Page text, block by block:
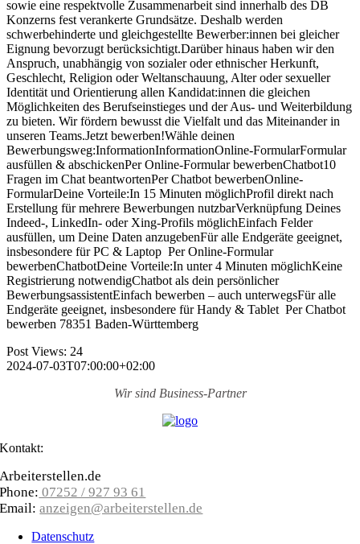
sowie eine respektvolle Zusammenarbeit sind innerhalb des DB
Konzerns fest verankerte Grundsätze. Deshalb werden
schwerbehinderte und gleichgestellte Bewerber:innen bei gleicher
Eignung bevorzugt berücksichtigt.Darüber hinaus haben wir den
Anspruch, unabhängig von sozialer oder ethnischer Herkunft,
Geschlecht, Religion oder Weltanschauung, Alter oder sexueller
Identität und Orientierung allen Kandidat:innen die gleichen
Möglichkeiten des Berufseinstieges und der Aus- und Weiterbildung
zu bieten. Wir fördern bewusst die Vielfalt und das Miteinander in
unseren Teams.Jetzt bewerben!Wähle deinen
Bewerbungsweg:InformationInformationOnline-FormularFormular
ausfüllen & abschickenPer Online-Formular bewerbenChatbot10
Fragen im Chat beantwortenPer Chatbot bewerbenOnline-
FormularDeine Vorteile:In 15 Minuten möglichProfil direkt nach
Erstellung für mehrere Bewerbungen nutzbarVerknüpfung Deines
Indeed-, LinkedIn- oder Xing-Profils möglichEinfach Felder
ausfüllen, um Deine Daten anzugebenFür alle Endgeräte geeignet,
insbesondere für PC & Laptop Per Online-Formular
bewerbenChatbotDeine Vorteile:In unter 4 Minuten möglichKeine
Registrierung notwendigChatbot als dein persönlicher
BewerbungsassistentEinfach bewerben – auch unterwegsFür alle
Endgeräte geeignet, insbesondere für Handy & Tablet Per Chatbot
bewerben 78351 Baden-Württemberg
Post Views: 24
2024-07-03T07:00:00+02:00
Wir sind Business-Partner
Kontakt:
Arbeiterstellen.de
Phone: 07252 / 927 93 61
Email:anzeigen@arbeiterstellen.de
Datenschutz